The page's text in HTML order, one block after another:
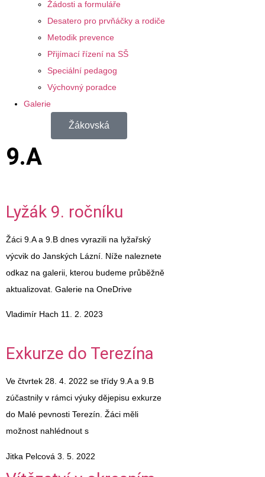
Žádosti a formuláře
Desatero pro prvňáčky a rodiče
Metodik prevence
Přijímací řízení na SŠ
Speciální pedagog
Výchovný poradce
Galerie
Žákovská
9.A
Lyžák 9. ročníku
Žáci 9.A a 9.B dnes vyrazili na lyžařský
výcvik do Janských Lázní. Níže naleznete
odkaz na galerii, kterou budeme průběžně
aktualizovat. Galerie na OneDrive
Vladimír Hach 11. 2. 2023
Exkurze do Terezína
Ve čtvrtek 28. 4. 2022 se třídy 9.A a 9.B
zúčastnily v rámci výuky dějepisu exkurze
do Malé pevnosti Terezín. Žáci měli
možnost nahlédnout s
Jitka Pelcová 3. 5. 2022